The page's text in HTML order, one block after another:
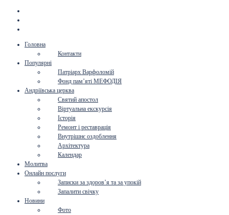
Головна
Контакти
Популярні
Патріарх Варфоломій
Фонд пам’яті МЕФОДІЯ
Андріївська церква
Святий апостол
Віртуальна екскурсія
Історія
Ремонт і реставрація
Внутрішнє оздоблення
Архітектура
Календар
Молитва
Онлайн послуги
Записки за здоров’я та за упокій
Запалити свічку
Новини
Фото